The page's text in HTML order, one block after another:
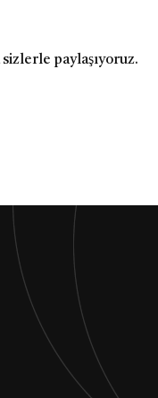
paylaşıyoruz.